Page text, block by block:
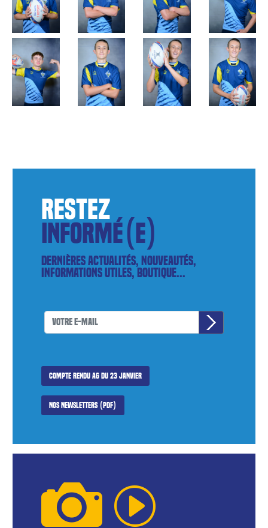
restez
informé(e)
Dernières actualités, nouveautés,
informations utiles, boutique...
Compte rendu AG du 23 janvier
Nos newsletters (PDF)